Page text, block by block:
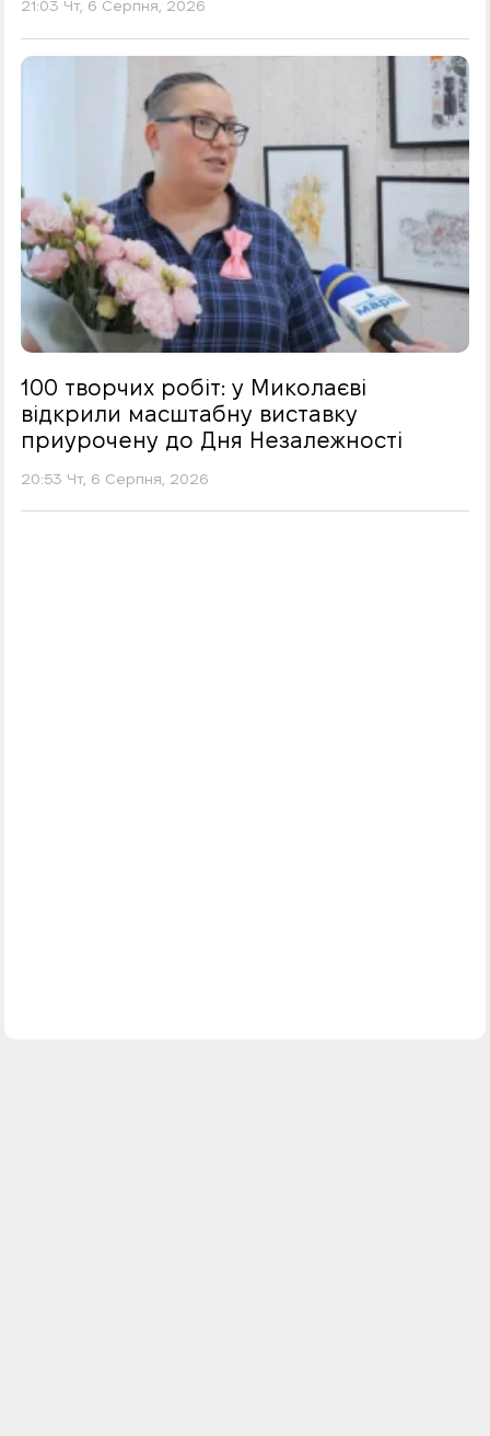
21:03 Чт, 6 Серпня, 2026
100 творчих робіт: у Миколаєві
відкрили масштабну виставку
приурочену до Дня Незалежності
20:53 Чт, 6 Серпня, 2026